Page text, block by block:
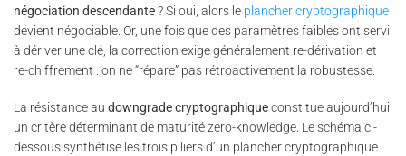
négociation descendante? Si oui, alors le plancher cryptographique
devient négociable. Or, une fois que des paramètres faibles ont servi
à dériver une clé, la correction exige généralement re-dérivation et
re-chiffrement : on ne “répare” pas rétroactivement la robustesse.
La résistance au downgrade cryptographiqueconstitue aujourd’hui
un critère déterminant de maturité zero-knowledge. Le schéma ci-
dessous synthétise les trois piliers d’un plancher cryptographique